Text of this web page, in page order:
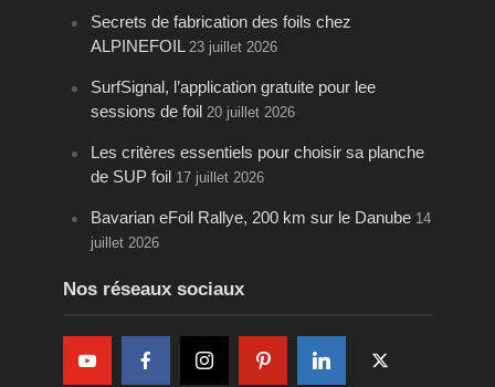
Secrets de fabrication des foils chez
ALPINEFOIL 23 juillet 2026
SurfSignal, l’application gratuite pour lee
sessions de foil 20 juillet 2026
Les critères essentiels pour choisir sa planche
de SUP foil 17 juillet 2026
Bavarian eFoil Rallye, 200 km sur le Danube 14
juillet 2026
Nos réseaux sociaux